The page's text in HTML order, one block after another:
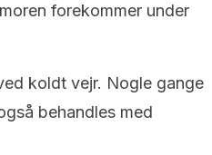
forekommer under
koldt vejr. Nogle gange
behandles med